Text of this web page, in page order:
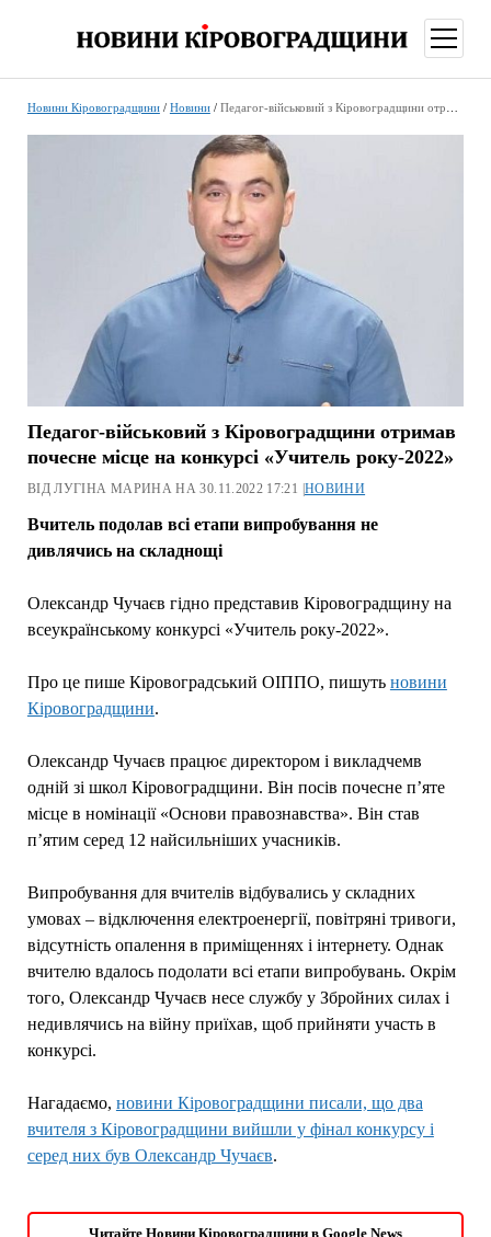
меню
Новини Кіровоградщини/ Новини/ Педагог-військовий з Кіровоградщини отримав почесне місце на конкурсі «Учитель року-2022»
Педагог-військовий з Кіровоградщини отримав
почесне місце на конкурсі «Учитель року-2022»
ВІД ЛУГІНА МАРИНА НА 30.11.2022 17:21 | НОВИНИ
Вчитель подолав всі етапи випробування не
дивлячись на складнощі
Олександр Чучаєв гідно представив Кіровоградщину на
всеукраїнському конкурсі «Учитель року-2022».
Про це пише Кiровоградський ОIППО, пишуть новини
Кіровоградщини.
Олександр Чучаєв працює директором і викладчемв
одній зі школ Кіровоградщини. Він посів почесне п’яте
місце в номінації «Основи правознавства». Він став
п’ятим серед 12 найсильніших учасників.
Випробування для вчителів відбувались у складних
умовах – відключення електроенергії, повітряні тривоги,
відсутність опалення в приміщеннях і інтернету. Однак
вчителю вдалось подолати всі етапи випробувань. Окрім
того, Олександр Чучаєв несе службу у Збройних силах і
недивлячись на війну приїхав, щоб прийняти участь в
конкурсі.
Нагадаємо, новини Кіровоградщини писали, що два
вчителя з Кіровоградщини вийшли у фінал конкурсу і
серед них був Олександр Чучаєв.
Читайте Новини Кіровоградщини в Google News